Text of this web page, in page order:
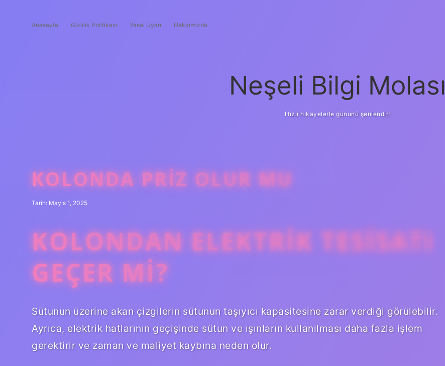
Anasayfa Gizlilik Politikası Yasal Uyarı Hakkımızda
Neşeli Bilgi Molası
Hızlı hikayelerle gününü şenlendir!
KOLONDA PRIZ OLUR MU
Tarih: Mayıs 1, 2025
KOLONDAN ELEKTRIK TESISATI
GEÇER MI?
Sütunun üzerine akan çizgilerin sütunun taşıyıcı kapasitesine zarar verdiği görülebilir.
Ayrıca, elektrik hatlarının geçişinde sütun ve ışınların kullanılması daha fazla işlem
gerektirir ve zaman ve maliyet kaybına neden olur.